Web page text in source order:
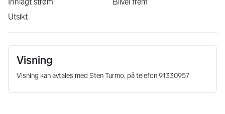
Utsikt
Visning
Visning kan avtales med Sten Turmo, på telefon 91330957